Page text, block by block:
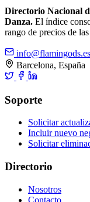
Directorio Nacional
Danza. El índice
rango de precios de
info@flamingods.es
Barcelona, España
Soporte
Solicitar
Incluir nuevo
Solicitar
Directorio
Nosotros
Contacto